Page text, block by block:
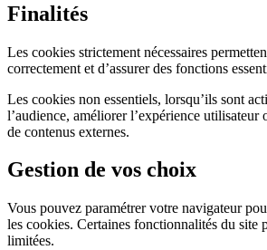
Finalités
Les cookies strictement nécessaires
correctement et d’assurer des fonctions
Les cookies non essentiels, lorsqu’ils sont
l’audience, améliorer l’expérience utilisateur
de contenus externes.
Gestion de vos choix
Vous pouvez paramétrer votre navigateur
les cookies. Certaines fonctionnalités du site
limitées.